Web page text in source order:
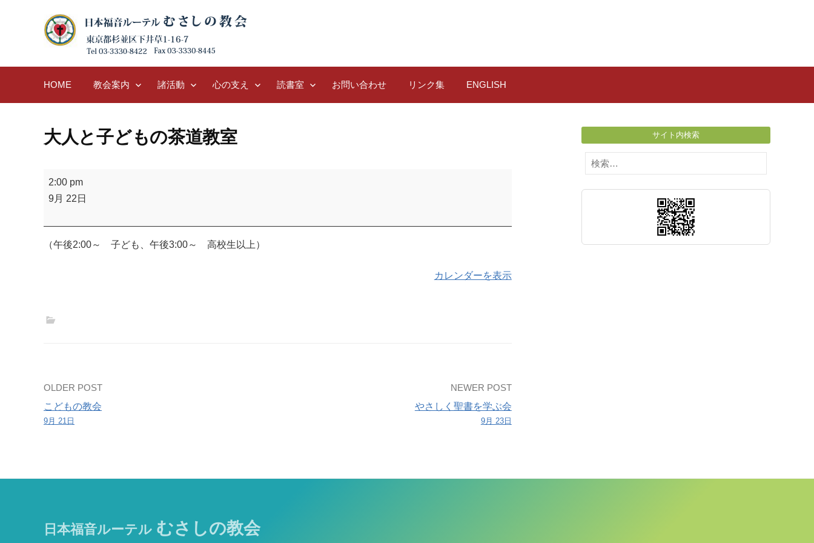
HOME 教会案内 諸活動 心の支え 読書室 お問い合わせ リンク集 ENGLISH
大人と子どもの茶道教室
大
人
子
ど
教
2:00 pm
9月 22日
（午後2:00～ 子ども、午後3:00～ 高校生以上）
カレンダーを表示
Post
navigation
OLDER POST
こどもの教会
9月 21日
NEWER POST
やさしく聖書を学ぶ会
9月 23日
サイト内検索
検
索:
日本福音ルーテル むさしの教会